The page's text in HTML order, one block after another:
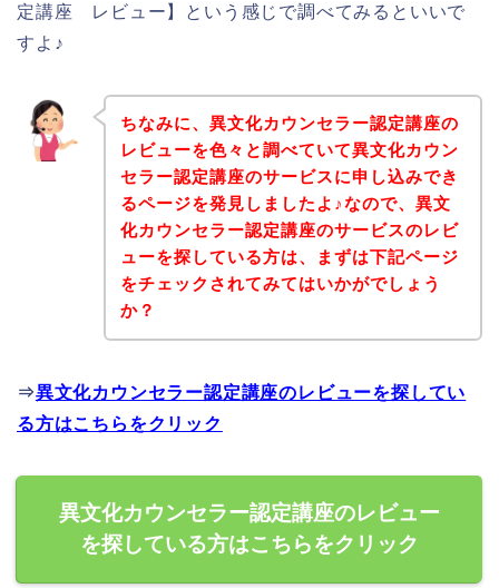
定講座 レビュー】という感じで調べてみるといいで
すよ♪
ちなみに、異文化カウンセラー認定講座の
レビューを色々と調べていて異文化カウン
セラー認定講座のサービスに申し込みでき
るページを発見しましたよ♪なので、異文
化カウンセラー認定講座のサービスのレビ
ューを探している方は、まずは下記ページ
をチェックされてみてはいかがでしょう
か？
⇒異文化カウンセラー認定講座のレビューを探してい
る方はこちらをクリック
異文化カウンセラー認定講座のレビュー
を探している方はこちらをクリック